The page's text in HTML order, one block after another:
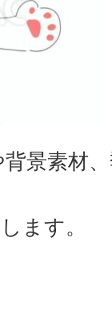
景素材
ます。